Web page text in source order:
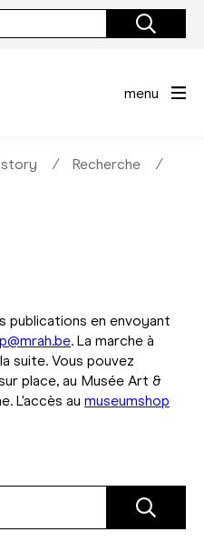
menu
∕ Recherche
∕
publications en envoyant
. La marche à
suite. Vous pouvez
place, au Musée Art &
L'accès au museumshop